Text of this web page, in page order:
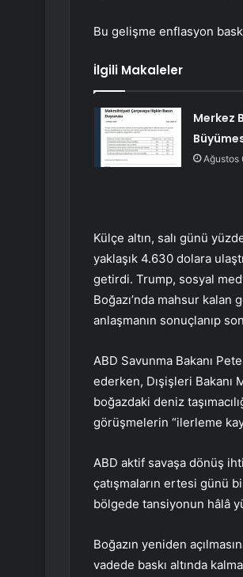
Bu gelişme enflasyon
İlgili Makaleler
Merkez
Ağustos
Külçe altın, salı günü
yaklaşık 4.630 dolara
getirdi. Trump, sosyal
Boğazı’nda mahsur kalan
anlaşmanın sonuçlanıp
ABD Savunma Bakanı
ederken, Dışişleri Bakanı
boğazdaki deniz
görüşmelerin “ilerleme
ABD aktif savaşa dönüş
çatışmaların ertesi günü
bölgede tansiyonun hâlâ
Boğazın yeniden
vadede baskı altında